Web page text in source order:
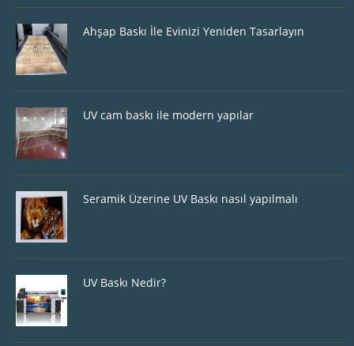
Ahşap Baskı İle Evinizi Yeniden Tasarlayın
UV cam baskı ile modern yapılar
Seramik Üzerine UV Baskı nasıl yapılmalı
UV Baskı Nedir?